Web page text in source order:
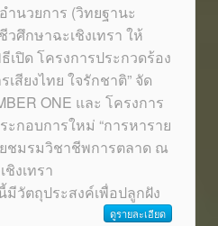
ำนวยการ (วิทยฐานะ
ศึกษาฉะเชิงเทรา ให้
เปิด โครงการประกวดร้อง
เสียงไทย ใจรักชาติ” จัด
ONE และ โครงการ
ะกอบการใหม่ “การหาราย
ยชมรมวิชาชีพการตลาด ณ
งเทรา
วัตถุประสงค์เพื่อปลูกฝัง
ดูรายละเอียด